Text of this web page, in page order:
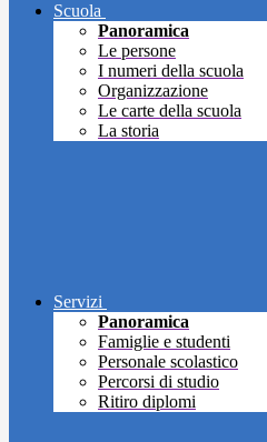
Scuola
Panoramica
Le persone
I numeri della scuola
Organizzazione
Le carte della scuola
La storia
Servizi
Panoramica
Famiglie e studenti
Personale scolastico
Percorsi di studio
Ritiro diplomi